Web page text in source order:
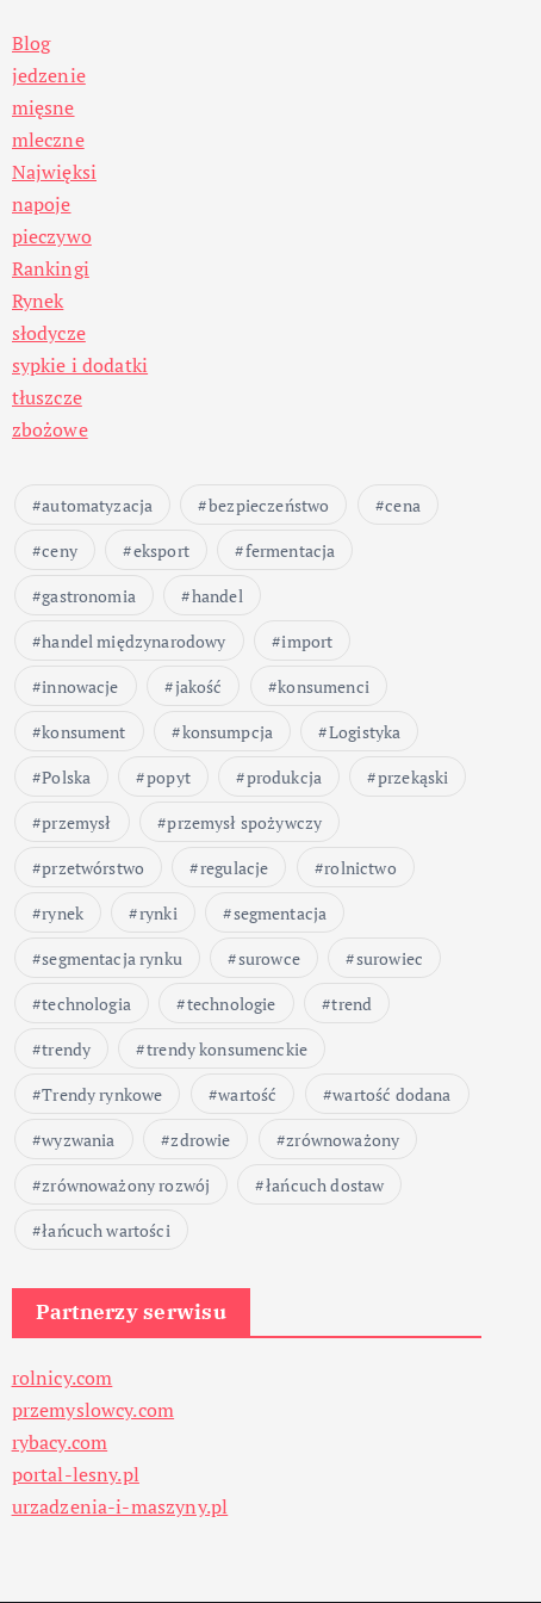
Blog
jedzenie
mięsne
mleczne
Najwięksi
napoje
pieczywo
Rankingi
Rynek
słodycze
sypkie i dodatki
tłuszcze
zbożowe
automatyzacja bezpieczeństwo
cena
ceny
eksport
fermentacja
gastronomia
handel
handel międzynarodowy
import
innowacje
jakość
konsumenci
konsument
konsumpcja
Logistyka
Polska
popyt produkcja
przekąski
przemysł
przemysł spożywczy
przetwórstwo
regulacje
rolnictwo
rynek
rynki
segmentacja
segmentacja rynku
surowce
surowiec
technologia
technologie
trend
trendy
trendy konsumenckie
Trendy rynkowe
wartość
wartość dodana
wyzwania
zdrowie
zrównoważony
zrównoważony rozwój
łańcuch dostaw
łańcuch wartości
Partnerzy serwisu
rolnicy.com
przemyslowcy.com
rybacy.com
portal-lesny.pl
urzadzenia-i-maszyny.pl